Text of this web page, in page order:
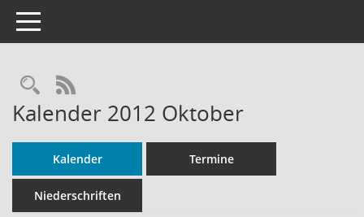
Toggle navigation
Rechercheauswahl
RSS-Feed
Kalender 2012 Oktober
Kalender Termine
Niederschriften